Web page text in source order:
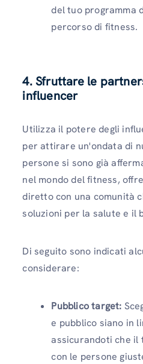
del tuo programma
percorso di fitness.
4. Sfruttare le
influencer
Utilizza il potere degli
per attirare un'ondata di
persone si sono già
nel mondo del fitness,
diretto con una comunità
soluzioni per la salute e il
Di seguito sono indicati
considerare:
Pubblico target:
e pubblico siano in
assicurandoti che il
con le persone